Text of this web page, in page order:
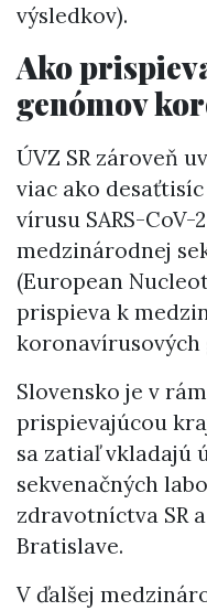
výsledkov).
Ako
genómov
ÚVZ SR zároveň
viac ako
vírusu SARS-
medzinárodnej
(European
prispieva k
koronavírusových
Slovensko je v
prispievajúcou
sa zatiaľ vkladajú
sekvenačných
zdravotníctva SR
Bratislave.
V ďalšej